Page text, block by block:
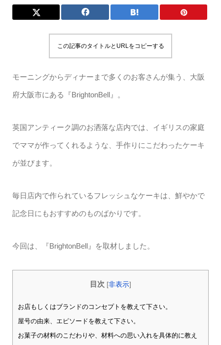
この記事のタイトルとURLをコピーする
モーニングからディナーまで多くのお客さんが集う、大阪
府大阪市にある『BrightonBell』。
英国アンティーク調のお洒落な店内では、イギリスの家庭
でママが作ってくれるような、手作りにこだわったケーキ
が並びます。
毎日店内で作られているフレッシュなケーキは、鮮やかで
記念日にもおすすめのものばかりです。
今回は、『BrightonBell』を取材しました。
目次 [非表示]
お店もしくはブランドのコンセプトを教えて下さい。
屋号の由来、エピソードを教えて下さい。
お菓子の材料のこだわりや、材料への思い入れを具体的に教え